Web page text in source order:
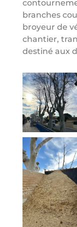
branches
broyeur de
chantier,
destiné aux